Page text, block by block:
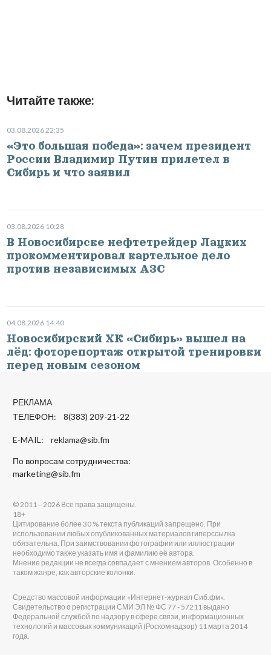
Читайте также:
03.08.2026 22:35
«Это большая победа»: зачем президент
России Владимир Путин прилетел в
Сибирь и что заявил
03.08.2026 10:28
В Новосибирске нефтетрейдер Лацких
прокомментировал картельное дело
против независимых АЗС
04.08.2026 14:40
Новосибирский ХК «Сибирь» вышел на
лёд: фоторепортаж открытой тренировки
перед новым сезоном
РЕКЛАМА
ТЕЛЕФОН: 8(383) 209-21-22
E-MAIL: reklama@sib.fm
По вопросам сотрудничества:
marketing@sib.fm
© 2011—2026 Все права защищены.
18+
Цитирование более 30 % текста публикаций запрещено. При
использовании любых опубликованных материалов гиперссылка
обязательна. При заимствовании фотографии или иллюстрации
необходимо также указать имя и фамилию её автора.
Мнение редакции не всегда совпадает с мнением авторов. Особенно в
таком жанре, как авторские колонки.
Средство массовой информации «Интернет-журнал Сиб.фм».
Свидетельство о регистрации СМИ ЭЛ № ФС 77 - 57211 выдано
Федеральной службой по надзору в сфере связи, информационных
технологий и массовых коммуникаций (Роскомнадзор) 11 марта 2014
года.